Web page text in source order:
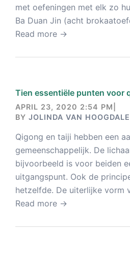
met oefeningen met elk zo
Ba Duan Jin (acht
Read more →
Tien essentiële punten voor
APRIL 23, 2020 2:54 PM
BY JOLINDA VAN
Qigong en taiji hebben een
gemeenschappelijk. De
bijvoorbeeld is voor beiden
uitgangspunt. Ook de
hetzelfde. De uiterlijke vorm
Read more →